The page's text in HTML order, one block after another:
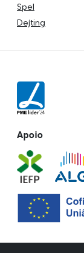
Spel
Dejting
Apoio